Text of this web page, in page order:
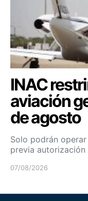
INAC
aviación
de agosto
Solo podrán
previa
07/08/2026